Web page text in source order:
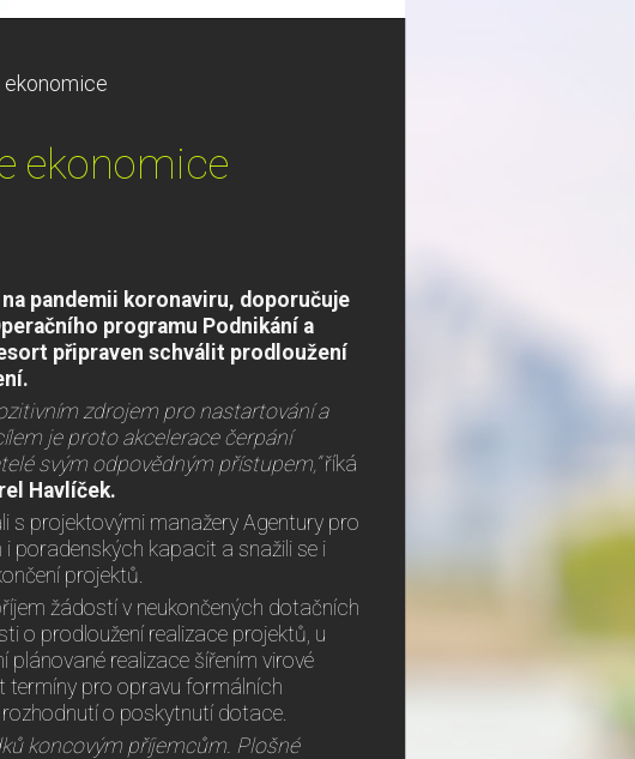
ekonomice
ekonomice
pandemii koronaviru, doporučuje
programu Podnikání a
připraven schválit prodloužení
zdrojem pro nastartování a
je proto akcelerace čerpání
svým odpovědným přístupem,“říká
Havlíček.
s projektovými manažery Agentury pro
poradenských kapacit a snažili se i
projektů.
žádostí v neukončených dotačních
o prodloužení realizace projektů, u
plánované realizace šířením virové
termíny pro opravu formálních
o poskytnutí dotace.
koncovým příjemcům. Plošné